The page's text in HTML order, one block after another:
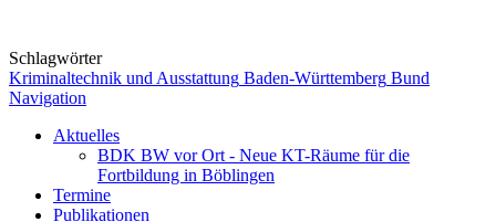
Schlagwörter
Kriminaltechnik und Ausstattung Baden-Württemberg Bund
Navigation
Aktuelles
BDK BW vor Ort - Neue KT-Räume für die
Fortbildung in Böblingen
Termine
Publikationen